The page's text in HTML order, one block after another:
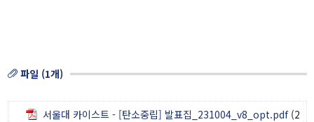
파일 (1개)
서울대 카이스트 - [탄소중립] 발표집_231004_v8_opt.pdf (2
언론보도
자료실